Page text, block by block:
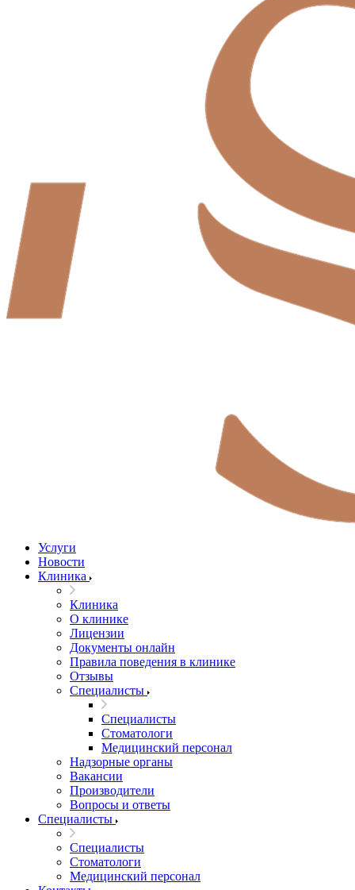
Услуги
Новости
Клиника
Клиника
О клинике
Лицензии
Документы онлайн
Правила поведения в клинике
Отзывы
Специалисты
Специалисты
Стоматологи
Медицинский персонал
Надзорные органы
Вакансии
Производители
Вопросы и ответы
Специалисты
Специалисты
Стоматологи
Медицинский персонал